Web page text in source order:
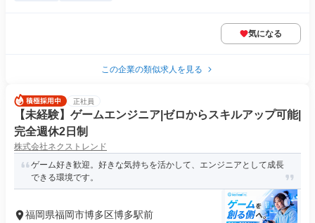
気になる
この企業の類似求人を見る
正社員
【未経験】ゲームエンジニア|ゼロからスキルアップ可能|
完全週休2日制
株式会社ネクストレンド
ゲーム好き歓迎。好きな気持ちを活かして、エンジニアとして成長
できる環境です。
福岡県福岡市博多区博多駅前